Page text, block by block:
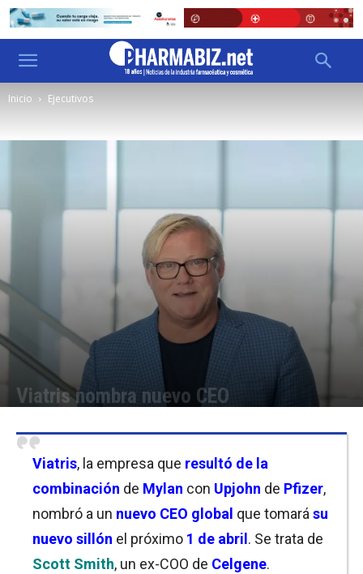
Inicio Ejecutivos
Viatris nombra nuevo CEO
Viatris, la empresa que resultó de la
combinación de Mylan con Upjohn de Pfizer,
nombró a un nuevo CEO global que tomará su
nuevo sillón el próximo 1 de abril . Se trata de
Scott Smith, un ex-COO de Celgene.